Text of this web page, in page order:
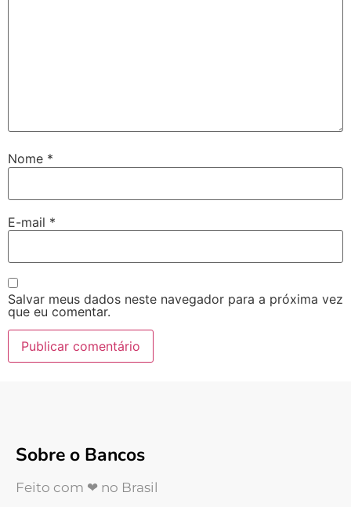
Nome *
E-mail *
Salvar meus dados neste navegador para a próxima vez
que eu comentar.
Sobre o Bancos
Feito com ❤ no Brasil